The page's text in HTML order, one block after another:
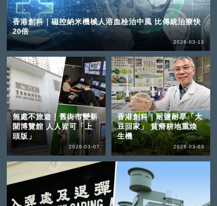
香港創科｜磁控納米機械人溶血栓治中風 比傳統治療快
20倍
2026-03-13
無處不旅遊｜舊街市變新
聞博覽館 人人皆可「上
頭版」
2026-03-07
香港創科｜耐鹽耐旱「大
豆回家」 貧瘠耕地重煥
生機
2026-03-03